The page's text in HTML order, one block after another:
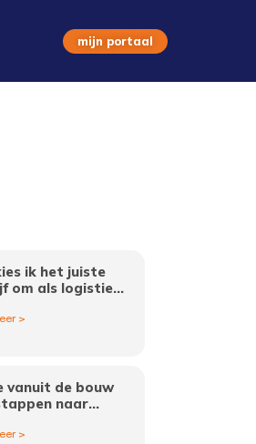
mijn portaal
ik het juiste
om als logistiek
te werken?
>
vanuit de bouw
naar
>